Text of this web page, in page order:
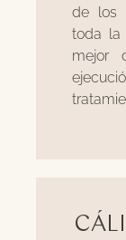
de los
toda la
mejor